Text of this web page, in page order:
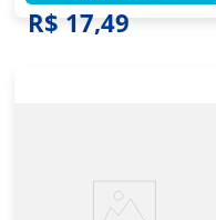
R$ 17,49